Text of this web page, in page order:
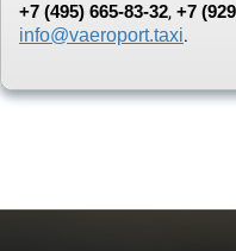
+7 (495) 665-83-32, +7
info@vaeroport.taxi.